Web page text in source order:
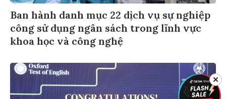
Ban hành danh mục 22 dịch vụ sự nghiệp
công sử dụng ngân sách trong lĩnh vực
khoa học và công nghệ
✕